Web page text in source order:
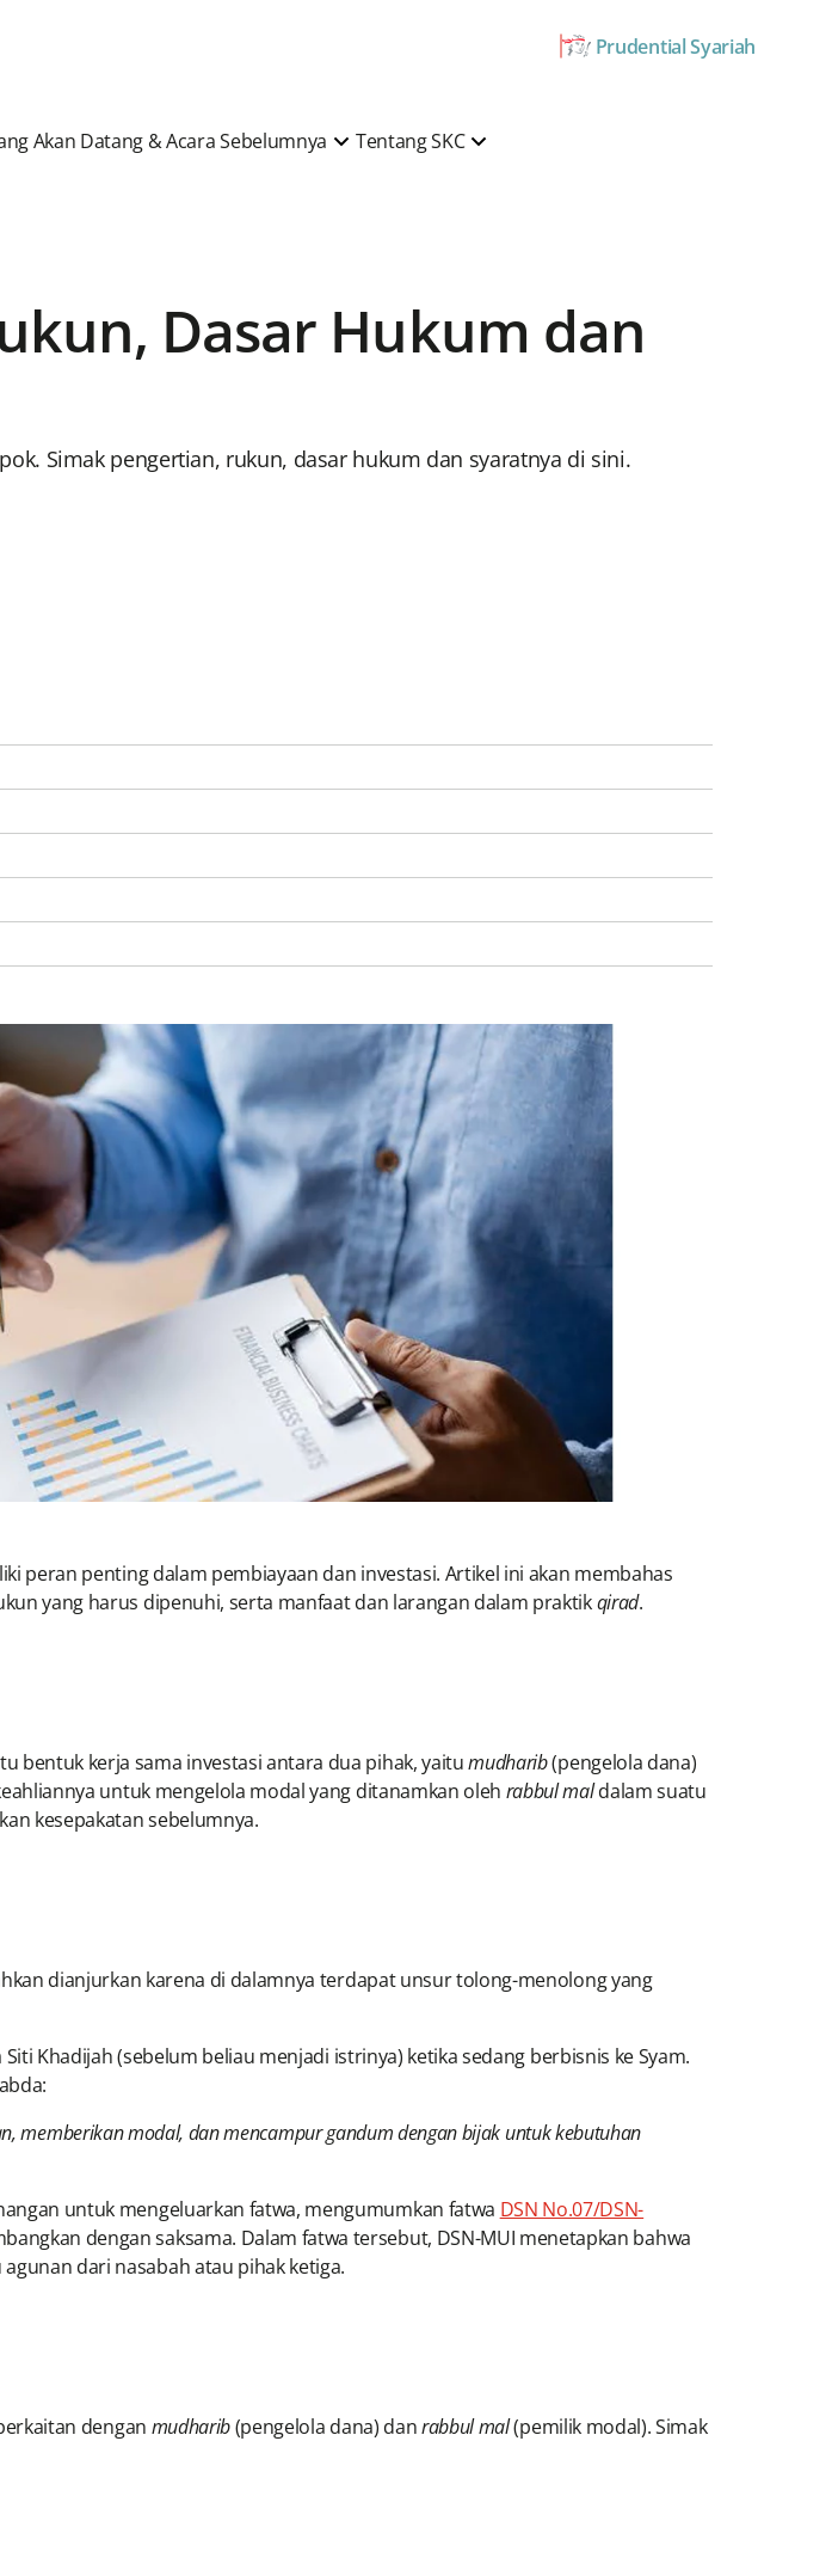
Prudential Syariah
Akan Datang & Acara Sebelumnya Tentang SKC
Dasar Hukum dan
Simak pengertian, rukun, dasar hukum dan syaratnya di sini.
peran penting dalam pembiayaan dan investasi. Artikel ini akan membahas
yang harus dipenuhi, serta manfaat dan larangan dalam praktikqirad.
bentuk kerja sama investasi antara dua pihak, yaitumudharib(pengelola dana)
untuk mengelola modal yang ditanamkan oleh rabbul maldalam suatu
kesepakatan sebelumnya.
dianjurkan karena di dalamnya terdapat unsur tolong-menolong yang
Khadijah (sebelum beliau menjadi istrinya) ketika sedang berbisnis ke Syam.
memberikan modal, dan mencampur gandum dengan bijak untuk kebutuhan
untuk mengeluarkan fatwa, mengumumkan fatwa DSN No.07/DSN-
dengan saksama. Dalam fatwa tersebut, DSN-MUI menetapkan bahwa
dari nasabah atau pihak ketiga.
dengan mudharib(pengelola dana) danrabbul mal(pemilik modal). Simak